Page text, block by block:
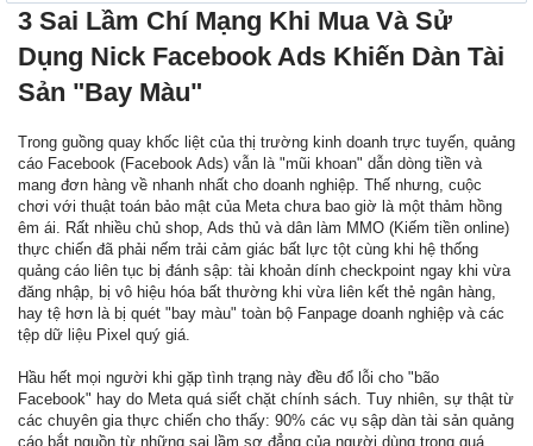
3 Sai Lầm Chí Mạng Khi Mua Và Sử
Dụng Nick Facebook Ads Khiến Dàn Tài
Sản "Bay Màu"
Trong guồng quay khốc liệt của thị trường kinh doanh trực tuyến, quảng
cáo Facebook (Facebook Ads) vẫn là "mũi khoan" dẫn dòng tiền và
mang đơn hàng về nhanh nhất cho doanh nghiệp. Thế nhưng, cuộc
chơi với thuật toán bảo mật của Meta chưa bao giờ là một thảm hồng
êm ái. Rất nhiều chủ shop, Ads thủ và dân làm MMO (Kiếm tiền online)
thực chiến đã phải nếm trải cảm giác bất lực tột cùng khi hệ thống
quảng cáo liên tục bị đánh sập: tài khoản dính checkpoint ngay khi vừa
đăng nhập, bị vô hiệu hóa bất thường khi vừa liên kết thẻ ngân hàng,
hay tệ hơn là bị quét "bay màu" toàn bộ Fanpage doanh nghiệp và các
tệp dữ liệu Pixel quý giá.
Hầu hết mọi người khi gặp tình trạng này đều đổ lỗi cho "bão
Facebook" hay do Meta quá siết chặt chính sách. Tuy nhiên, sự thật từ
các chuyên gia thực chiến cho thấy: 90% các vụ sập dàn tài sản quảng
cáo bắt nguồn từ những sai lầm sơ đẳng của người dùng trong quá